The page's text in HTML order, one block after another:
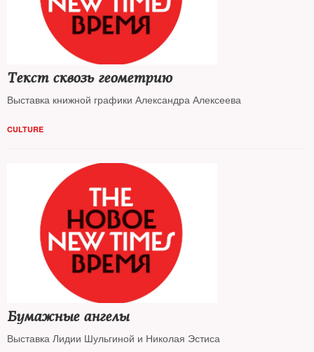
Текст сквозь геометрию
Выставка книжной графики Александра Алексеева
CULTURE
Бумажные ангелы
Выставка Лидии Шульгиной и Николая Эстиса